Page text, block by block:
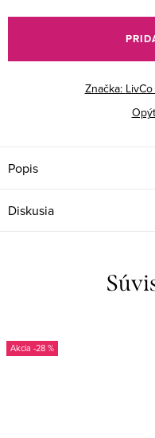
cena:
Značka:
Popis
Diskusia
-28 %